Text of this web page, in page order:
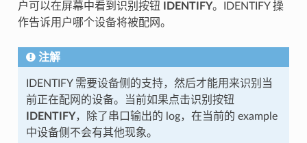
户可以在屏幕中看到识别按钮
IDENTIFY。IDENTIFY 操
作告诉用户哪个设备将被配网。
注解
IDENTIFY 需要设备侧的支持，然后才能用来识别当
前正在配网的设备。当前如果点击识别按钮
IDENTIFY，除了串口输出的 log，在当前的 example
中设备侧不会有其他现象。